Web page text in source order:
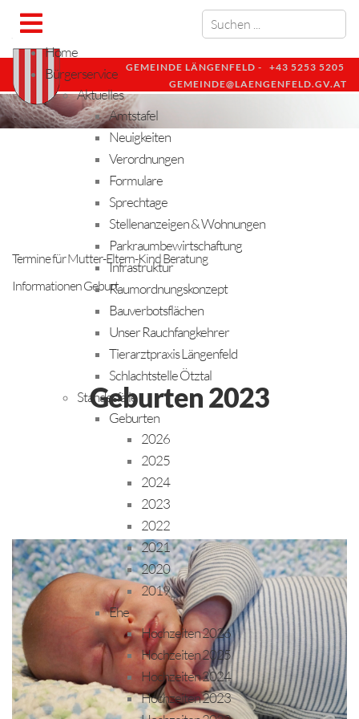
GEMEINDE LÄNGENFELD - +43 5253 5205
GEMEINDE@LAENGENFELD.GV.AT
Home
Bürgerservice
Aktuelles
Amtstafel
Neuigkeiten
Verordnungen
Formulare
Sprechtage
Stellenanzeigen & Wohnungen
Parkraumbewirtschaftung
Infrastruktur
Raumordnungskonzept
Bauverbotsflächen
Unser Rauchfangkehrer
Tierarztpraxis Längenfeld
Schlachtstelle Ötztal
Standesfälle
Geburten
2026
2025
2024
2023
2022
2021
2020
2019
Ehe
Hochzeiten 2026
Hochzeiten 2025
Hochzeiten 2024
Hochzeiten 2023
Termine für Mutter-Eltern-Kind Beratung
Informationen Geburt
Geburten 2023